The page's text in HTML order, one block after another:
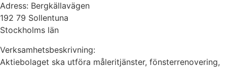
Adress: Bergkällavägen
192 79 Sollentuna
Stockholms län
Verksamhetsbeskrivning:
Aktiebolaget ska utföra måleritjänster, fönsterrenovering,